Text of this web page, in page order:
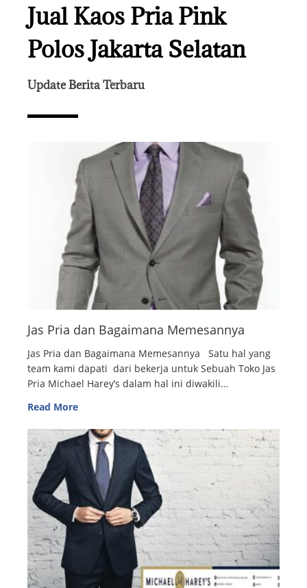
Jual Kaos Pria Pink
Polos Jakarta Selatan
Update Berita Terbaru
Jas Pria dan Bagaimana Memesannya
Jas Pria dan Bagaimana Memesannya Satu hal yang
team kami dapati dari bekerja untuk Sebuah Toko Jas
Pria Michael Harey’s dalam hal ini diwakili…
Read More